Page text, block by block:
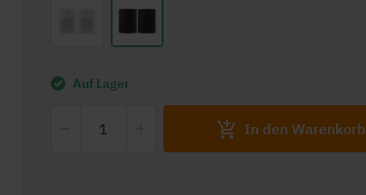
In den Warenkorb
Auf Lager